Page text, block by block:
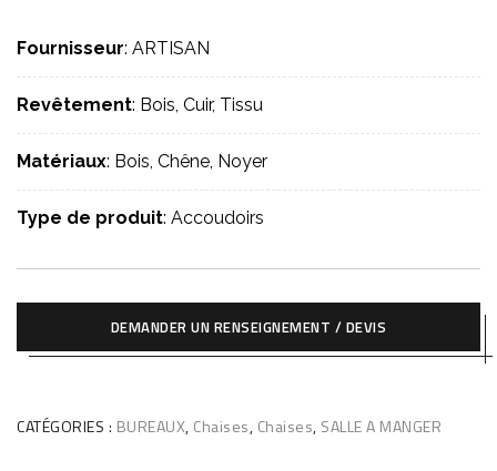
Fournisseur: ARTISAN
Revêtement: Bois, Cuir, Tissu
Matériaux: Bois, Chêne, Noyer
Type de produit: Accoudoirs
DEMANDER UN RENSEIGNEMENT / DEVIS
CATÉGORIES : BUREAUX, Chaises, Chaises, SALLE A MANGER